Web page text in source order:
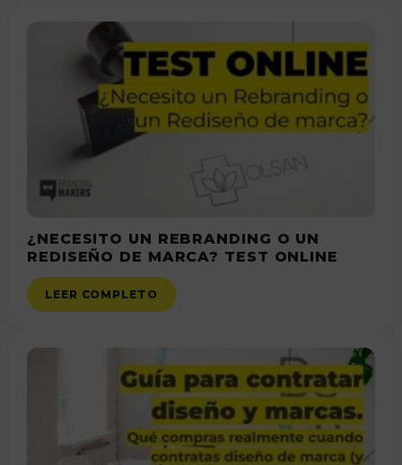
¿NECESITO UN REBRANDING O UN
REDISEÑO DE MARCA? TEST ONLINE
LEER COMPLETO